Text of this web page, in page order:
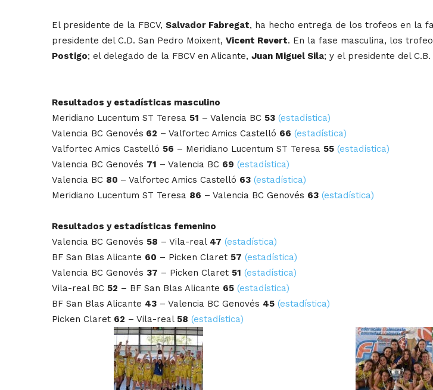
El presidente de la FBCV, Salvador Fabregat, ha hecho entrega de los trofeos en la
presidente del C.D. San Pedro Moixent, Vicent Revert. En la fase masculina, los
Postigo; el delegado de la FBCV en Alicante, Juan Miguel Sila; y el presidente del C.B.
Resultados y estadísticas masculino
Meridiano Lucentum ST Teresa 51 – Valencia BC 53 (estadística)
Valencia BC Genovés 62 – Valfortec Amics Castelló 66 (estadística)
Valfortec Amics Castelló 56 – Meridiano Lucentum ST Teresa 55 (estadística)
Valencia BC Genovés 71 – Valencia BC 69 (estadística)
Valencia BC 80 – Valfortec Amics Castelló 63 (estadística)
Meridiano Lucentum ST Teresa 86 – Valencia BC Genovés 63 (estadística)
Resultados y estadísticas femenino
Valencia BC Genovés 58 – Vila-real 47 (estadística)
BF San Blas Alicante 60 – Picken Claret 57 (estadística)
Valencia BC Genovés 37 – Picken Claret 51 (estadística)
Vila-real BC 52 – BF San Blas Alicante 65 (estadística)
BF San Blas Alicante 43– Valencia BC Genovés 45 (estadística)
Picken Claret 62 – Vila-real 58 (estadística)